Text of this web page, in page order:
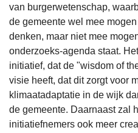
van burgerwetenschap,
de gemeente wel mee
denken, maar niet mee
onderzoeks-agenda staat.
initiatief, dat de "wisdom of
visie heeft, dat dit zorgt voor
klimaatadaptatie in de wijk
de gemeente. Daarnaast zal
initiatiefnemers ook meer